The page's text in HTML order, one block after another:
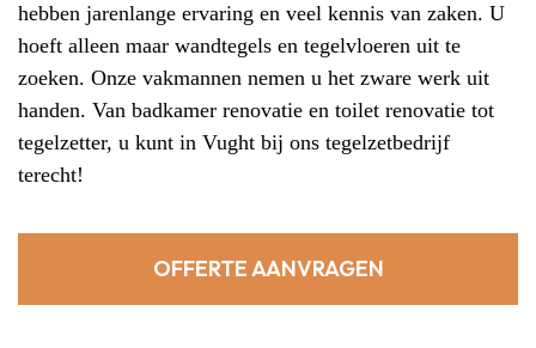
hebben jarenlange ervaring en veel kennis van zaken. U
hoeft alleen maar wandtegels en tegelvloeren uit te
zoeken. Onze vakmannen nemen u het zware werk uit
handen. Van badkamer renovatie en toilet renovatie tot
tegelzetter, u kunt in Vught bij ons tegelzetbedrijf
terecht!
OFFERTE AANVRAGEN